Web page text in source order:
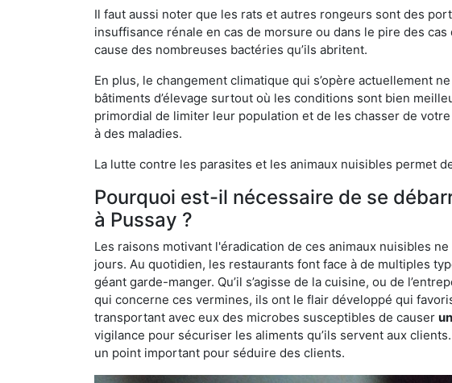
Il faut aussi noter que les rats et autres rongeurs sont des
insuffisance rénale en cas de morsure ou dans le pire des
cause des nombreuses bactéries qu’ils abritent.
En plus, le changement climatique qui s’opère actuellement
bâtiments d’élevage surtout où les conditions sont bien
primordial de limiter leur population et de les chasser de
à des maladies.
La lutte contre les parasites et les animaux nuisibles permet
Pourquoi est-il nécessaire de se
à Pussay ?
Les raisons motivant l'éradication de ces animaux nuisibles
jours. Au quotidien, les restaurants font face à de multiples
géant garde-manger. Qu’il s’agisse de la cuisine, ou de
qui concerne ces vermines, ils ont le flair développé qui
transportant avec eux des microbes susceptibles de causer
vigilance pour sécuriser les aliments qu’ils servent aux
un point important pour séduire des clients.